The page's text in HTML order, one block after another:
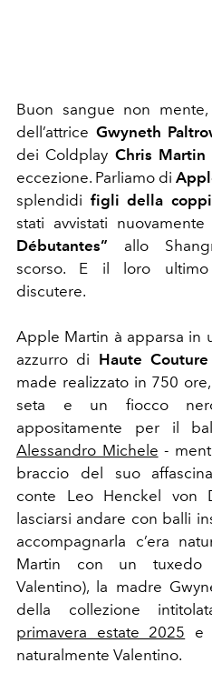
Buon sangue non
dell’attrice Gwyneth
dei Coldplay Chris Martin
eccezione. Parliamo di
splendidi figli della
stati avvistati
Débutantes” allo
scorso. E il loro ultimo
discutere.
Apple Martin à apparsa in
azzurro di Haute
made realizzato in 750 ore
seta e un fiocco
appositamente per il
Alessandro Michele -
braccio del suo
conte Leo Henckel von
lasciarsi andare con balli
accompagnarla c’era
Martin con un tuxedo
Valentino), la madre
della collezione
primavera estate 2025 e
naturalmente Valentino.